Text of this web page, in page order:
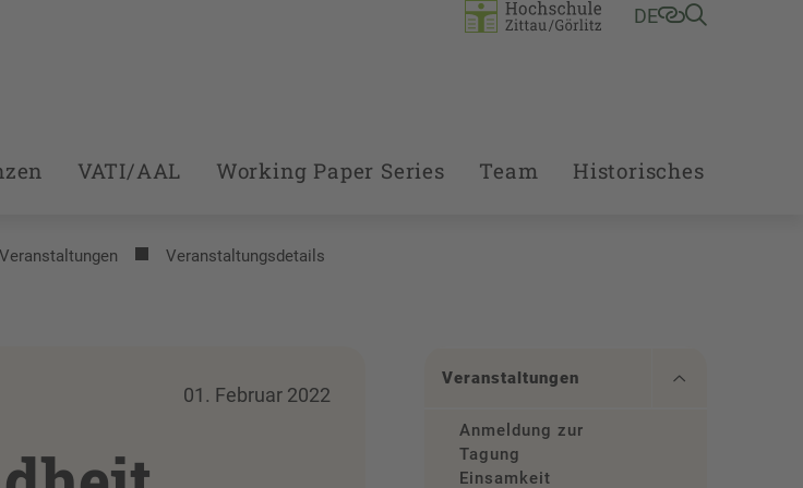
DE
VATI/AAL Working Paper Series Team Historisches
Veranstaltungen Veranstaltungsdetails
01. Februar 2022
Veranstaltungen
Anmeldung zur
Tagung
Einsamkeit